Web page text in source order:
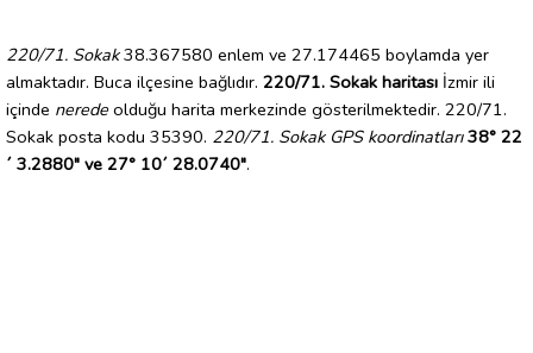
220/71. Sokak38.367580 enlem ve 27.174465 boylamda yer
almaktadır. Buca ilçesine bağlıdır. 220/71. Sokak haritası İzmir ili
içinde nerede olduğu harita merkezinde gösterilmektedir. 220/71.
Sokak posta kodu 35390. 220/71. Sokak GPS koordinatları 38° 22
´ 3.2880" ve 27° 10´ 28.0740".